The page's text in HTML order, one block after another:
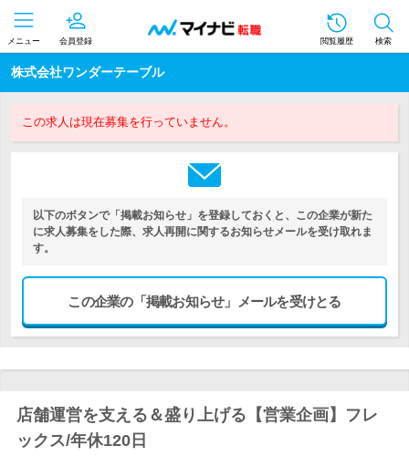
メニュー 会員登録 閲覧履歴 検索
株式会社ワンダーテーブル
この求人は現在募集を行っていません。
以下のボタンで「掲載お知らせ」を登録しておくと、この企業が新た
に求人募集をした際、求人再開に関するお知らせメールを受け取れま
す。
この企業の「掲載お知らせ」メールを受けとる
店舗運営を支える＆盛り上げる【営業企画】フレ
ックス/年休120日